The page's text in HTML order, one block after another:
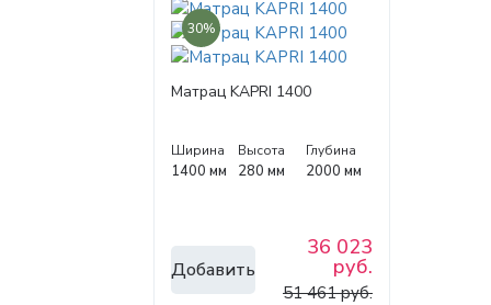
30%
Матрац KAPRI 1400
Ширина
1400 мм
Высота
280 мм
Глубина
2000 мм
Добавить
36 023
руб.
51 461 руб.